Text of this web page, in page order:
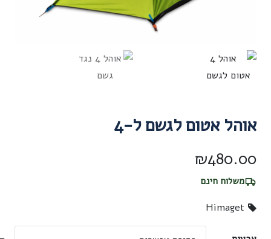
אוהל אטום לגשם ל-4
₪480.00
משלוח חינם
Himaget